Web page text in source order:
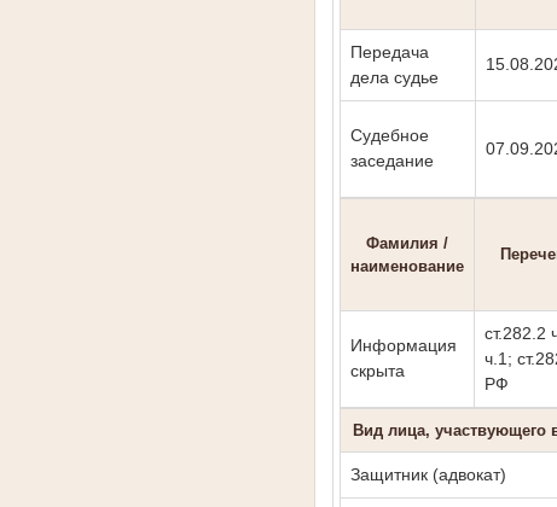
Передача
дела судье
Судебное
заседание
Фамилия /
наименование
Информация
скрыта
ст.282.2
ч.1;
РФ
Вид лица, участвующего
Защитник (адвокат)